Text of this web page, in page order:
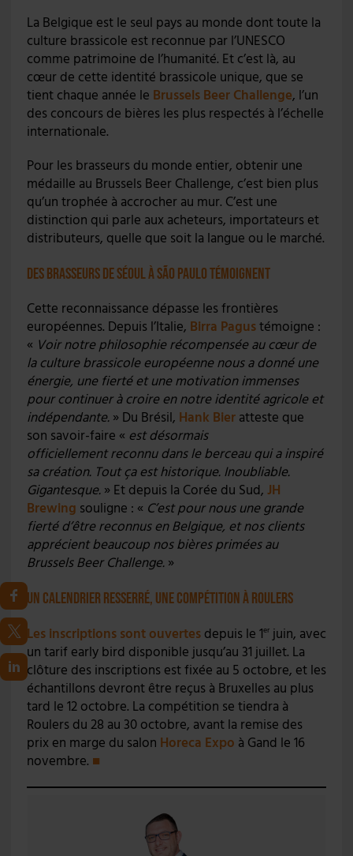
La Belgique est le seul pays au monde dont toute la
culture brassicole est reconnue par l’UNESCO
comme patrimoine de l’humanité. Et c’est là, au
cœur de cette identité brassicole unique, que se
tient chaque année le Brussels Beer Challenge, l’un
des concours de bières les plus respectés à l’échelle
internationale.
Pour les brasseurs du monde entier, obtenir une
médaille au Brussels Beer Challenge, c’est bien plus
qu’un trophée à accrocher au mur. C’est une
distinction qui parle aux acheteurs, importateurs et
distributeurs, quelle que soit la langue ou le marché.
Des brasseurs de Séoul à São Paulo témoignent
Cette reconnaissance dépasse les frontières
européennes. Depuis l’Italie, Birra Pagustémoigne :
« Voir notre philosophie récompensée au cœur de
la culture brassicole européenne nous a donné une
énergie, une fierté et une motivation immenses
pour continuer à croire en notre identité agricole et
indépendante.» Du Brésil, Hank Bieratteste que
son savoir-faire « est désormais
officiellement reconnu dans le berceau qui a inspiré
sa création. Tout ça est historique. Inoubliable.
Gigantesque.» Et depuis la Corée du Sud, JH
Brewing souligne : « C’est pour nous une grande
fierté d’être reconnus en Belgique, et nos clients
apprécient beaucoup nos bières primées au
Brussels Beer Challenge.»
Un calendrier resserré, une compétition à Roulers
Les inscriptions sont ouvertesdepuis le 1erjuin, avec
un tarif early bird disponible jusqu’au 31 juillet. La
clôture des inscriptions est fixée au 5 octobre, et les
échantillons devront être reçus à Bruxelles au plus
tard le 12 octobre. La compétition se tiendra à
Roulers du 28 au 30 octobre, avant la remise des
prix en marge du salon Horeca Expo à Gand le 16
novembre. ■